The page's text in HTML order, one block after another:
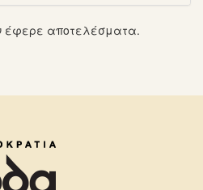
έφερε αποτελέσματα.